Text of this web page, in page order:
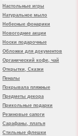
Настольные игры
Натуральное мыло
Небесные фонарики
Новогодние акции
Носки подарочные
Обложки для документов
Органический кофе, чай
Открытки, Сказки
Пеналы
Покрывала пляжные
Предметы декора
Прикольные подарки
Резиновые сапоги
Сарафаны, платья
Стильные флешки